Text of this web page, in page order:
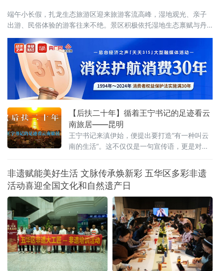
端午小长假，扎龙生态旅游区迎来旅游客流高峰，湿地观光、亲子
出游、民俗体验的游客往来不绝。景区积极依托湿地生态禀赋与丹
色主题活动。才艺展演舞台上，游客踊跃登台互动，香包手工制作
区大家选用艾草、白芷等药材亲手缝制端午香囊，趣味知识问答、
投壶、射五毒等民俗游戏热闹开启。游客在观
【后扶二十年】循着王宁书记的足迹看云
南旅居——昆明
王宁书记来滇伊始，便提出要打造“有一种叫云
南的生活”。这不仅仅是一句宣传语，更是对这
客栈的风铃，是滤镜下的云卷云舒。直到我循
着王宁书记的足迹，走进昆明那些因水而迁、
因水而兴的土地，才读懂其深意：云南的生
活，不仅是造物主的偏爱，更是奋斗者的烟
火。一、有一种叫云南的生活，从心出发这
非遗赋能美好生活 文脉传承焕新彩 五华区多彩非遗
活动喜迎全国文化和自然遗产日